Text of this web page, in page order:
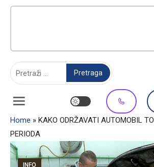
Home » KAKO ODRŽAVATI AUTOMOBIL
PERIODA
INFO